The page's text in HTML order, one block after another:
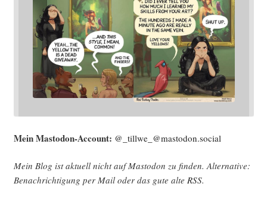
Mein Mast­o­don-Account: @_tillwe_@mastodon.social
Mein Blog ist aktu­ell nicht auf Mast­o­don zu fin­den. Alter­na­ti­ve:
Benach­rich­ti­gung per Mail oder das gute alte RSS.